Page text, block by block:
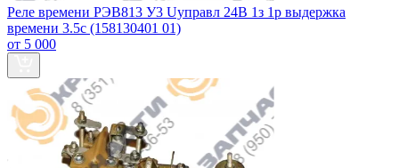
Реле времени РЭВ813 У3 Uуправл 24В 1з 1р выдержка
времени 3.5с (158130401 01)
от 5 000